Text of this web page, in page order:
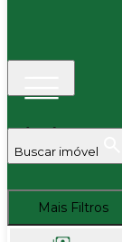
Buscar imóvel
Mais Filtros